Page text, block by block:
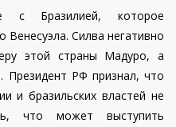
с Бразилией, которое
Венесуэла. Силва негативно
этой страны Мадуро, а
Президент РФ признал, что
и бразильских властей не
что может выступить